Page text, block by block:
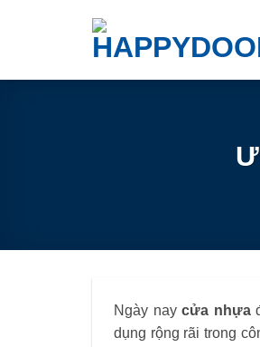
Ngày naycửa nhựa
dụng rộng rãi trong